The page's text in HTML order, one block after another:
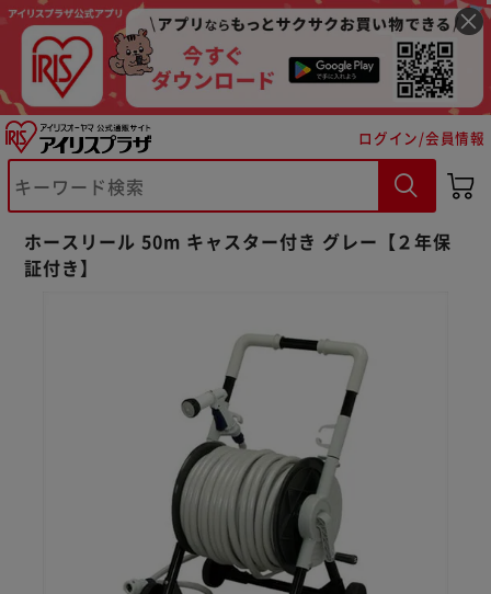
ログイン/会員情報
ホースリール 50m キャスター付き グレー【２年保
証付き】
※ご確認ください